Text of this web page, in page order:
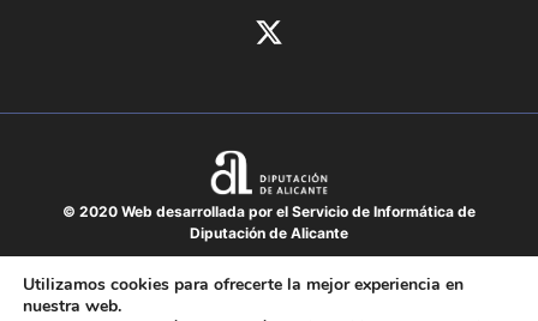
© 2020 Web desarrollada por el Servicio de Informática de
Diputación de Alicante
Aviso legal
Utilizamos cookies para ofrecerte la mejor experiencia en
nuestra web.